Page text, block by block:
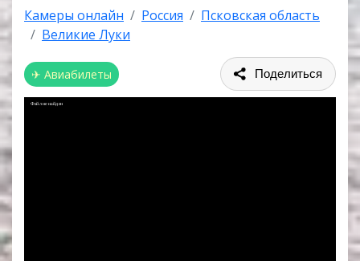
Камеры онлайн Россия
Псковская область
Великие Луки
✈ Авиабилеты Поделиться
Файл не найден